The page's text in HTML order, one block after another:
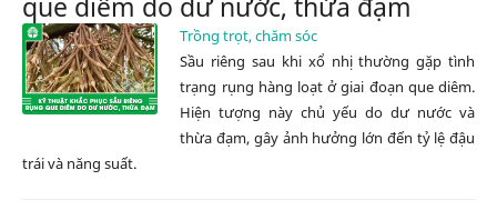
Trồng trọt, chăm sóc
Sầu riêng sau khi xổ nhị thường gặp tình
trạng rụng hàng loạt ở giai đoạn que diêm.
Hiện tượng này chủ yếu do dư nước và
thừa đạm, gây ảnh hưởng lớn đến tỷ lệ đậu
trái và năng suất.